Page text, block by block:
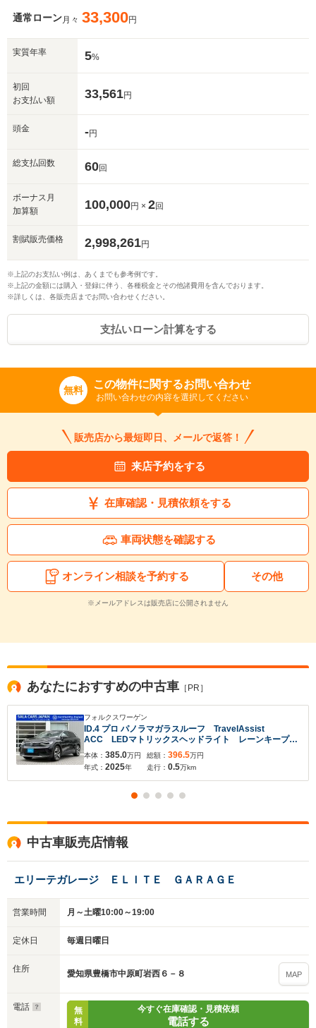
通常ローン月々 33,300円
実質年率 5%
初回
お支払い額
33,561円
頭金 -円
総支払回数 60回
ボーナス月
加算額
100,000円 × 2回
割賦販売価格 2,998,261円
※上記のお支払い例は、あくまでも参考例です。
※上記の金額には購入・登録に伴う、各種税金とその他諸費用を含んでおります。
※詳しくは、各販売店までお問い合わせください。
支払いローン計算をする
無料 この物件に関するお問い合わせ
お問い合わせの内容を選択してください
販売店から最短即日、メールで返答！
来店予約をする
在庫確認・見積依頼をする
車両状態を確認する
オンライン相談を予約する その他
※メールアドレスは販売店に公開されません
あなたにおすすめの中古車 ［PR］
フォルクスワーゲン
ID.4 プロ パノラマガラスルーフ TravelAssist
ACC LEDマトリックスヘッドライト レーンキープ
後方死角検知 パワーテールゲート シートヒーター
シートマッサージ パワーシート App-Connect
ETC デモカー
本体： 385.0万円
年式： 2025年
総額： 396.5万円
走行： 0.5万km
中古車販売店情報
エリーテガレージ ＥＬＩＴＥ ＧＡＲＡＧＥ
営業時間 月～土曜10:00～19:00
定休日 毎週日曜日
住所 愛知県豊橋市中原町岩西６－８ MAP
電話
無
料
今すぐ在庫確認・見積依頼
電話する
入力途中の情報を保存しますか？
※次回問い合わせをする際に自動入力されます
※保存された情報は90日で破棄されます
いいえ はい